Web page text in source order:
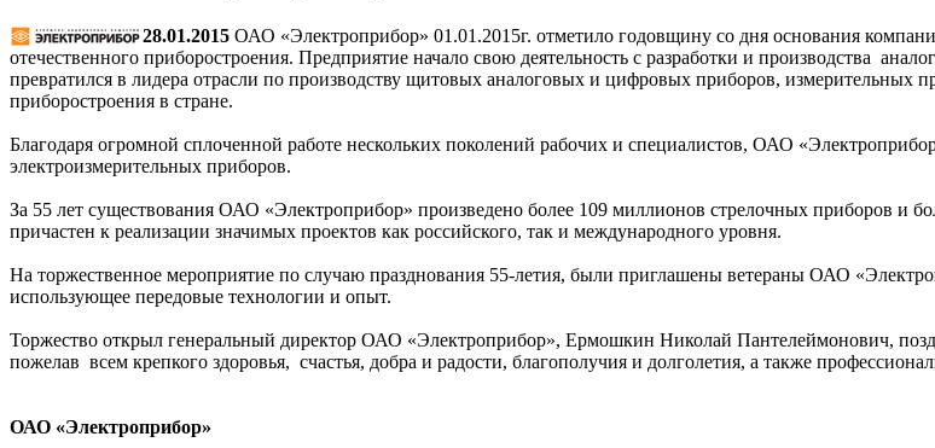
28.01.2015 ОАО «Электроприбор» 01.01.2015г. отметило годовщину со дня основания
отечественного приборостроения. Предприятие начало свою деятельность с разработки и производства
превратился в лидера отрасли по производству щитовых аналоговых и цифровых приборов, измерительных
приборостроения в стране.
Благодаря огромной сплоченной работе нескольких поколений рабочих и специалистов, ОАО
электроизмерительных приборов.
За 55 лет существования ОАО «Электроприбор» произведено более 109 миллионов стрелочных приборов
причастен к реализации значимых проектов как российского, так и международного уровня.
На торжественное мероприятие по случаю празднования 55-летия, были приглашены ветераны ОАО
использующее передовые технологии и опыт.
Торжество открыл генеральный директор ОАО «Электроприбор», Ермошкин Николай Пантелеймонович,
пожелав всем крепкого здоровья, счастья, добра и радости, благополучия и долголетия, а также
ОАО «Электроприбор»